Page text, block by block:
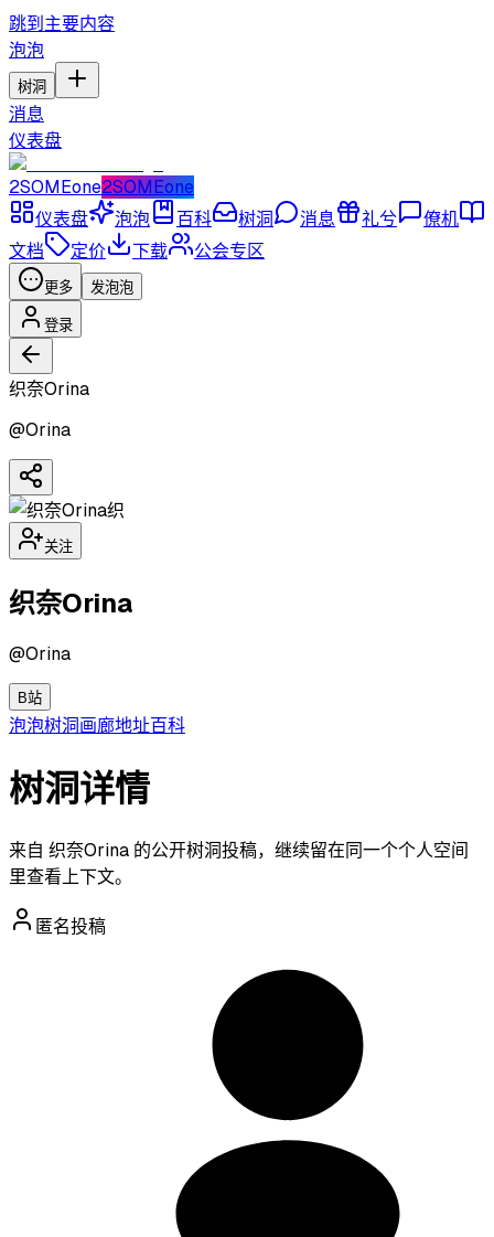
跳到主要内容
泡泡
树洞
消息
仪表盘
2SOMEone2SOMEone
仪表盘
泡泡 百科 树洞 消息 礼兮
僚机
文档
定价 下载 公会专区
更多 发泡泡
登录
织奈Orina
@Orina
织
关注
织奈Orina
@Orina
B站
泡泡树洞画廊地址百科
树洞详情
来自 织奈Orina 的公开树洞投稿，继续留在同一个个人空间
里查看上下文。
匿名投稿